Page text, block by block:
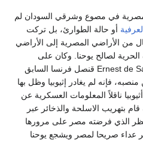
في مصوع وشرقي السودان لم
أو حالة الطوارئ، بل تركت
من الأراضي المصرية إلى الأراضي
الحرية لصالح يوحنا. وكان على
Ernest de Sarzic قنصل فرنسا السابق
فإنه لم يغادر إثيوبيا وظل بها
ناقلاً المعلومات العسكرية عن
بتهريب الاسلحة والذخائر عبر
الذي فرضته مصر على مرورها
عداء صريحا لمصر ويشجع يوحنا